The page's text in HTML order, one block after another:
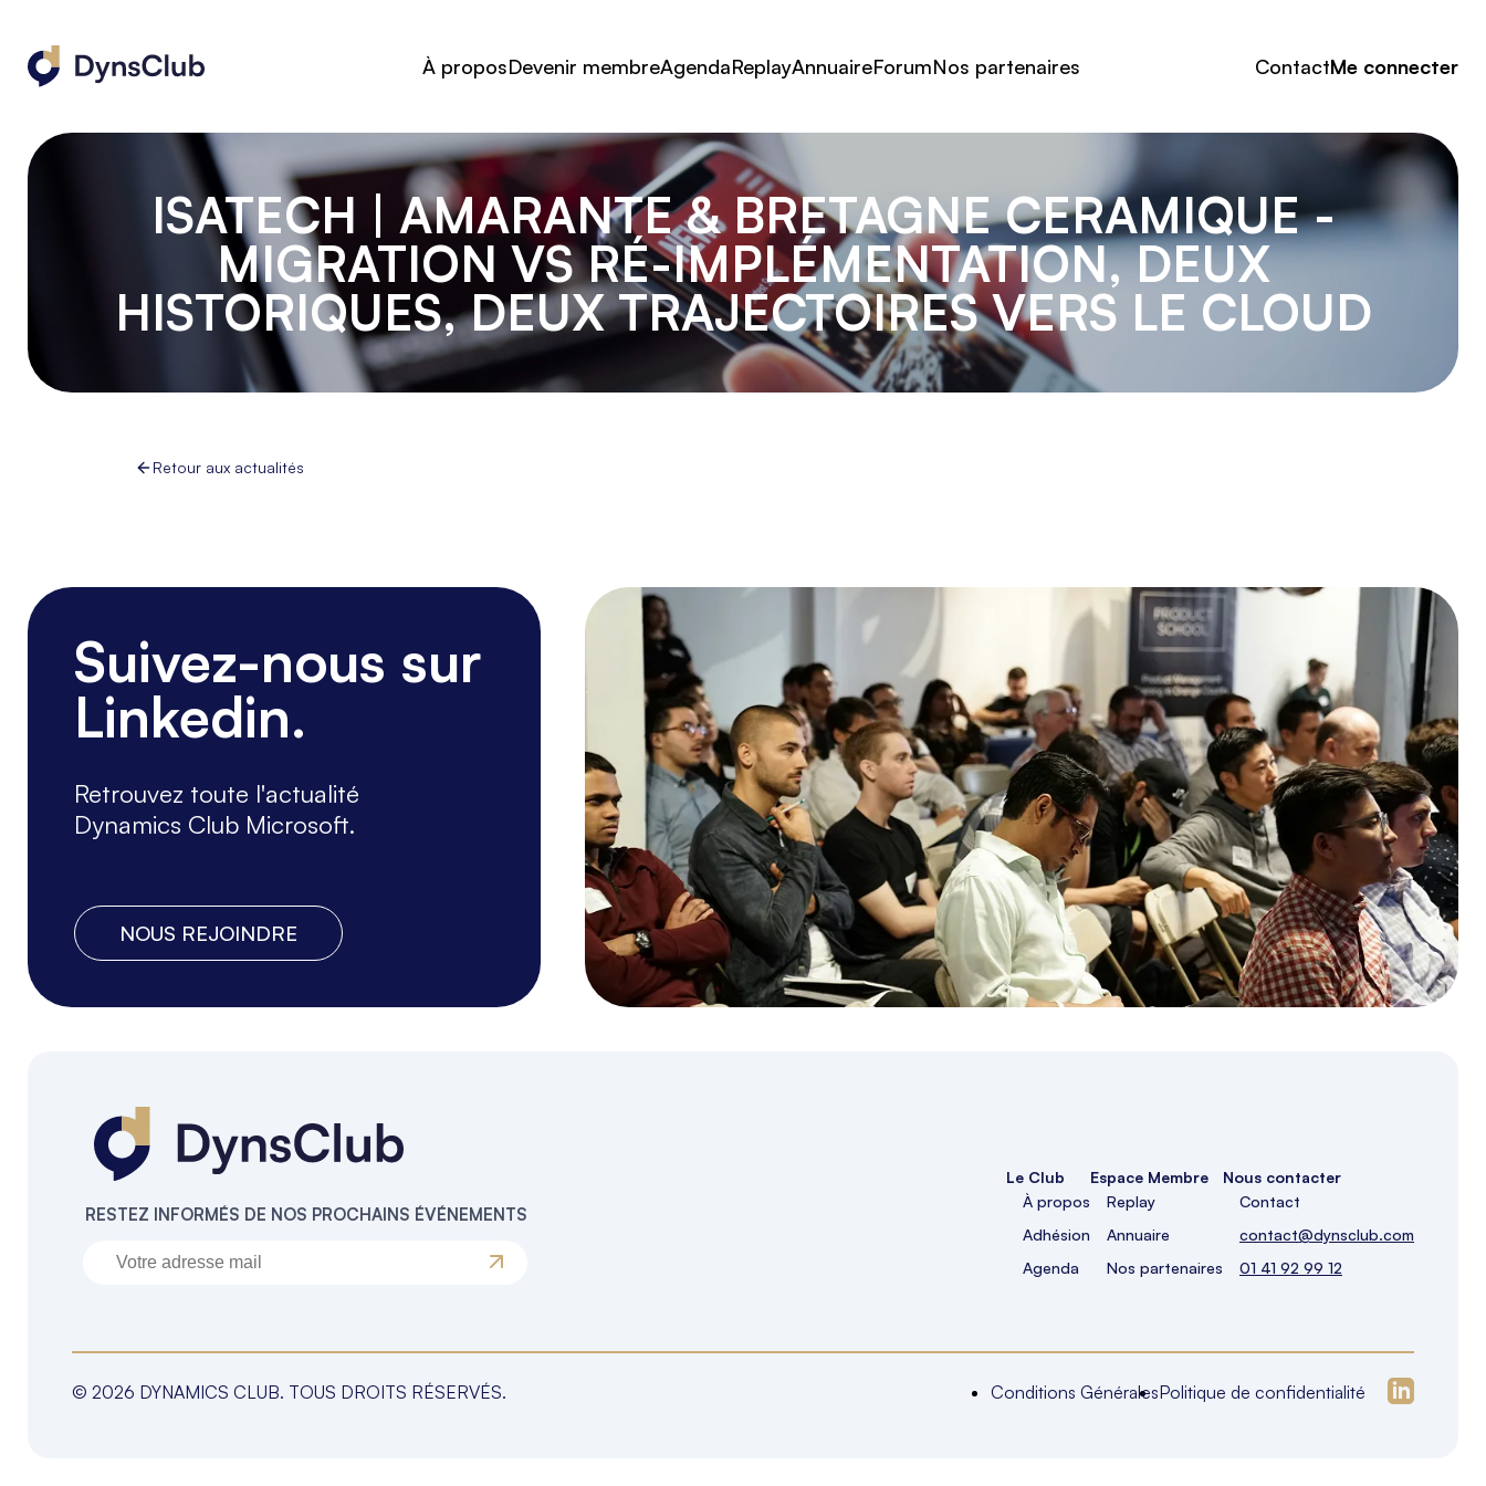
À proposDevenir membreAgendaReplayAnnuaireForumNos partenaires ContactMe connecter
ISATECH | AMARANTE & BRETAGNE CERAMIQUE -
MIGRATION VS RÉ-IMPLÉMENTATION, DEUX
HISTORIQUES, DEUX TRAJECTOIRES VERS LE CLOUD
Retour aux actualités
Suivez-nous sur
Linkedin.
Retrouvez toute l'actualité
Dynamics Club Microsoft.
NOUS REJOINDRE
RESTEZ INFORMÉS DE NOS PROCHAINS ÉVÉNEMENTS
Le Club
À propos
Adhésion
Agenda
Espace Membre
Replay
Annuaire
Nos partenaires
Nous contacter
Contact
contact@dynsclub.com
01 41 92 99 12
© 2026 DYNAMICS CLUB. TOUS DROITS RÉSERVÉS. Conditions GénéralesPolitique de confidentialité